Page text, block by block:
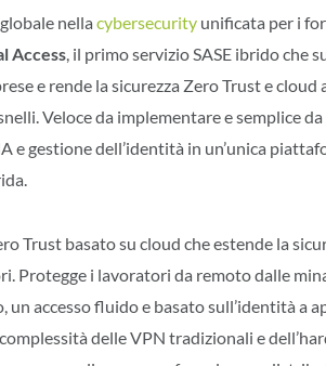
nella cybersecurity unificata per i
Access, il primo servizio SASE ibrido che
e rende la sicurezza Zero Trust e
Veloce da implementare e semplice
e gestione dell’identità in un’unica
Trust basato su cloud che estende la
Protegge i lavoratori da remoto dalle
accesso fluido e basato sull’identità a
delle VPN tradizionali e